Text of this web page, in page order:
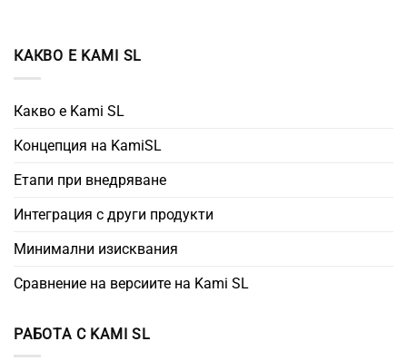
КАКВО Е KAMI SL
Какво е Kami SL
Концепция на KamiSL
Етапи при внедряване
Интеграция с други продукти
Минимални изисквания
Сравнение на версиите на Kami SL
РАБОТА С KAMI SL